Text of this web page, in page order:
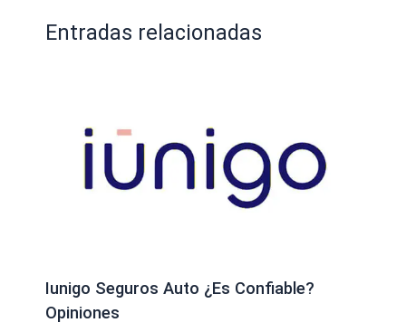
Entradas relacionadas
Iunigo Seguros Auto ¿Es Confiable?
Opiniones